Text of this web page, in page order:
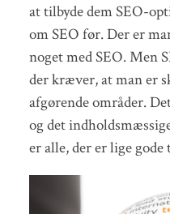
at tilbyde dem SEO-
om SEO før. Der er
noget med SEO. Men
der kræver, at man er
afgørende områder.
og det
er alle, der er lige